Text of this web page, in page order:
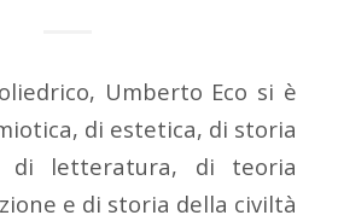
Umberto Eco si è
di estetica, di storia
di letteratura, di teoria
e di storia della civiltà